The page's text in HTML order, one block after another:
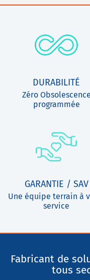
DURABILITÉ
Zéro Obsolescence
programmée
GARANTIE / SAV
Une équipe terrain à
service
Fabricant de
tous